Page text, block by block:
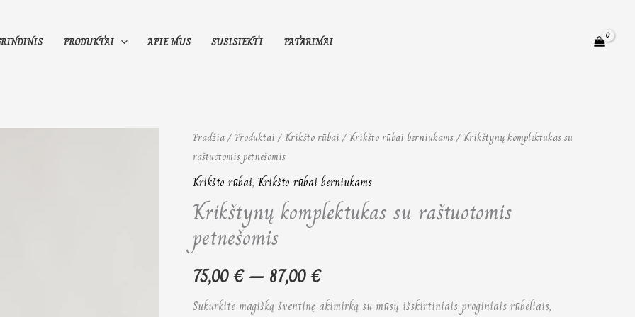
PRODUKTAI APIE MUS SUSISIEKTI PATARIMAI
Pradžia/ Produktai/Krikšto rūbai/Krikšto rūbai berniukams/ Krikštynų komplektukas su
raštuotomis petnešomis
Krikšto rūbai, Krikšto rūbai berniukams
Krikštynų komplektukas su raštuotomis
petnešomis
75,00€ – 87,00€
Price
range:
75,00 €
87,00 €
Sukurkite magišką šventinę akimirką su mūsų išskirtiniais proginiais rūbeliais,
produkto
kiekis:
Krikštynų
komplektukas
su
raštuotomis